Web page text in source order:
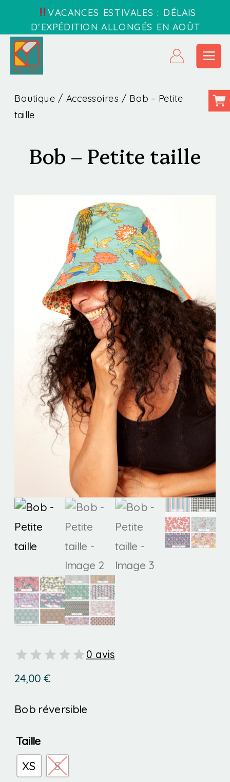
VACANCES ESTIVALES : DÉLAIS
D'EXPÉDITION ALLONGÉS EN AOÛT
Boutique / Accessoires / Bob – Petite
taille
Bob – Petite taille
0 avis
24,00€
Bob réversible
Taille
XS S